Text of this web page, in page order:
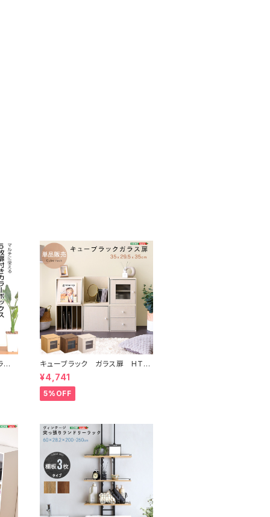
ー
キューブラック ガラス扉 HT-
QTG
¥4,741
5%OFF